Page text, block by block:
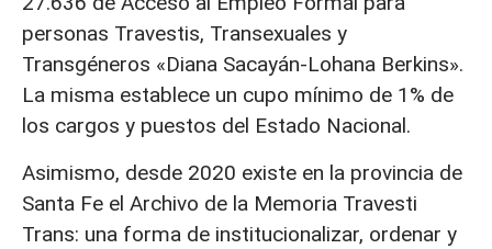
personas Travestis, Transexuales y
Transgéneros «Diana Sacayán-Lohana Berkins».
La misma establece un cupo mínimo de 1% de
los cargos y puestos del Estado Nacional.
Asimismo, desde 2020 existe en la provincia de
Santa Fe el Archivo de la Memoria Travesti
Trans: una forma de institucionalizar, ordenar y